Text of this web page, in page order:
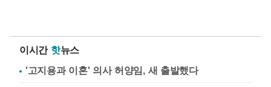
이시간 핫뉴스
'고지용과 이혼' 의사 허양임, 새 출발했다